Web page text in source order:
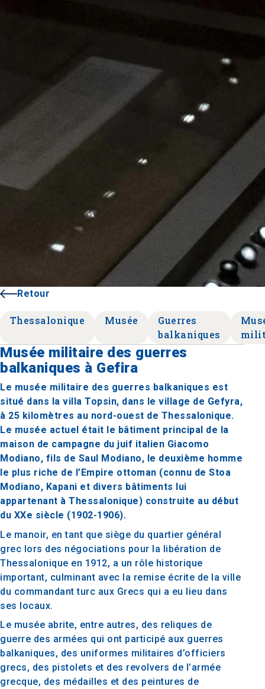
Retour
Thessalonique Musée
Guerres
balkaniques
Musée militaire des guerres
balkaniques à Gefira
Le musée militaire des guerres balkaniques est
situé dans la villa Topsin, dans le village de Gefyra,
à 25 kilomètres au nord-ouest de Thessalonique.
Le musée actuel était le bâtiment principal de la
maison de campagne du juif italien Giacomo
Modiano, fils de Saul Modiano, le deuxième homme
le plus riche de l’Empire ottoman (connu de Stoa
Modiano, Kapani et divers bâtiments lui
appartenant à Thessalonique) construite au début
du XXe siècle (1902-1906).
Le manoir, en tant que siège du quartier général
grec lors des négociations pour la libération de
Thessalonique en 1912, a un rôle historique
important, culminant avec la remise écrite de la ville
du commandant turc aux Grecs qui a eu lieu dans
ses locaux.
Le musée abrite, entre autres, des reliques de
guerre des armées qui ont participé aux guerres
balkaniques, des uniformes militaires d’officiers
grecs, des pistolets et des revolvers de l’armée
grecque, des médailles et des peintures de